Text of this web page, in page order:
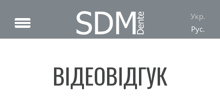
Укр.
Рус.
ВІДЕОВІДГУК